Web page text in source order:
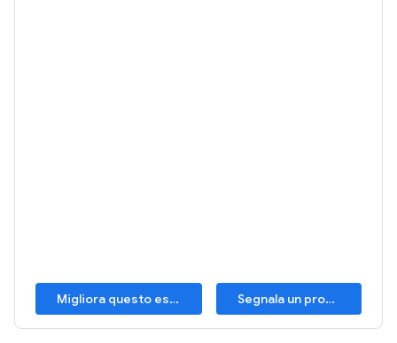
Migliora questo esempio Segnala un problema